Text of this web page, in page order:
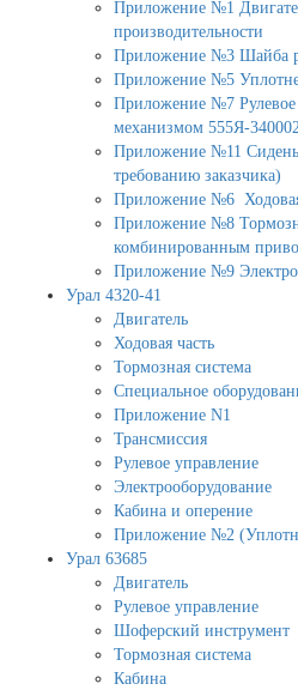
Приложение №1
производительности
Приложение №3 Шайба
Приложение №5
Приложение №7 Рулевое
механизмом 555Я-
Приложение №11
требованию заказчика)
Приложение №6
Приложение №8
комбинированным
Приложение №9
Урал 4320-41
Двигатель
Ходовая часть
Тормозная система
Специальное
Приложение N1
Трансмиссия
Рулевое управление
Электрооборудование
Кабина и оперение
Приложение №2
Урал 63685
Двигатель
Рулевое управление
Шоферский инструмент
Тормозная система
Кабина